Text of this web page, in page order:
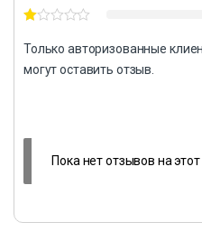
Только авторизованные
могут оставить отзыв.
Пока нет отзывов на